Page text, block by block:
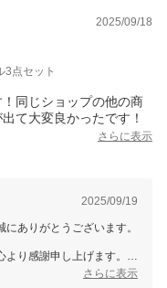
2025/09/18
3点セット
同じショップの他の商
さらに表示
2025/09/19
ありがとうございます。
より感謝申し上げます。
お言葉、そして他の商品も
さらに表示